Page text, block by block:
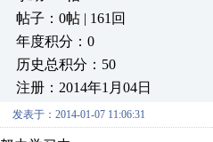
帖子：0帖 | 161回
年度积分：0
历史总积分：50
注册：2014年1月04日
发表于：2014-01-07 11:06:31